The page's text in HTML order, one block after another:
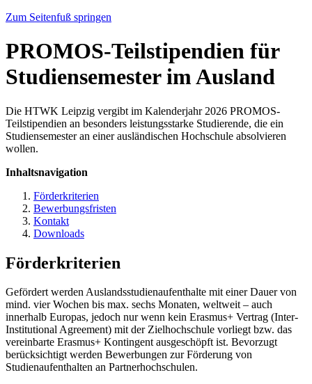
Zum Seitenfuß springen
PROMOS-Teilstipendien für
Studiensemester im Ausland
Die HTWK Leipzig vergibt im Kalenderjahr 2026 PROMOS-
Teilstipendien an besonders leistungsstarke Studierende, die ein
Studiensemester an einer ausländischen Hochschule absolvieren
wollen.
Inhaltsnavigation
Förderkriterien
Bewerbungsfristen
Kontakt
Downloads
Förderkriterien
Gefördert werden Auslandsstudienaufenthalte mit einer Dauer von
mind. vier Wochen bis max. sechs Monaten, weltweit – auch
innerhalb Europas, jedoch nur wenn kein Erasmus+ Vertrag (Inter-
Institutional Agreement) mit der Zielhochschule vorliegt bzw. das
vereinbarte Erasmus+ Kontingent ausgeschöpft ist. Bevorzugt
berücksichtigt werden Bewerbungen zur Förderung von
Studienaufenthalten an Partnerhochschulen.